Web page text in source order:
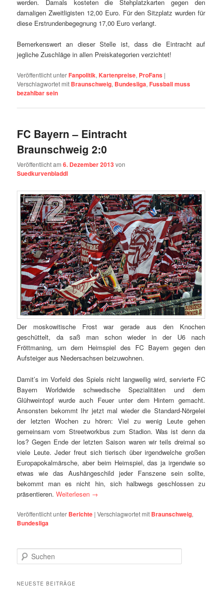
werden. Damals kosteten die Stehplatzkarten gegen den
damaligen Zweitligisten 12,00 Euro. Für den Sitzplatz wurden für
diese Erstrundenbegegnung 17,00 Euro verlangt.
Bemerkenswert an dieser Stelle ist, dass die Eintracht auf
jegliche Zuschläge in allen Preiskategorien verzichtet!
Veröffentlicht unter Fanpolitik, Kartenpreise, ProFans |
Verschlagwortet mit Braunschweig, Bundesliga, Fussball muss
bezahlbar sein
FC Bayern – Eintracht
Braunschweig 2:0
Veröffentlicht am6. Dezember 2013von
Suedkurvenbladdl
Der moskowitische Frost war gerade aus den Knochen
geschüttelt, da saß man schon wieder in der U6 nach
Fröttmaning, um dem Heimspiel des FC Bayern gegen den
Aufsteiger aus Niedersachsen beizuwohnen.
Damit’s im Vorfeld des Spiels nicht langweilig wird, servierte FC
Bayern Worldwide schwedische Spezialitäten und dem
Glühweintopf wurde auch Feuer unter dem Hintern gemacht.
Ansonsten bekommt Ihr jetzt mal wieder die Standard-Nörgelei
der letzten Wochen zu hören: Viel zu wenig Leute gehen
gemeinsam vom Streetworkbus zum Stadion. Was ist denn da
los? Gegen Ende der letzten Saison waren wir teils dreimal so
viele Leute. Jeder freut sich tierisch über irgendwelche großen
Europapokalmärsche, aber beim Heimspiel, das ja irgendwie so
etwas wie das Aushängeschild jeder Fanszene sein sollte,
bekommt man es nicht hin, sich halbwegs geschlossen zu
präsentieren.Weiterlesen →
Veröffentlicht unter Berichte |Verschlagwortet mit Braunschweig,
Bundesliga
u
h
NEUESTE BEITRÄGE